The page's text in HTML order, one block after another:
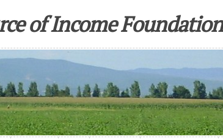
of Income Foundation